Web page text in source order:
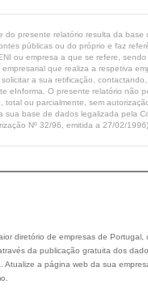
do presente relatório resulta da base
públicas ou do próprio e faz
ou empresa a que se refere,
que realiza a respetiva
a sua retificação,
eInforma. O presente relatório não
total ou parcialmente, sem
sua base de dados legalizada pela
Nº 32/96, emitida a 27/02/1996).
diretório de empresas de Portugal,
da publicação gratuita dos
Atualize a página web da sua